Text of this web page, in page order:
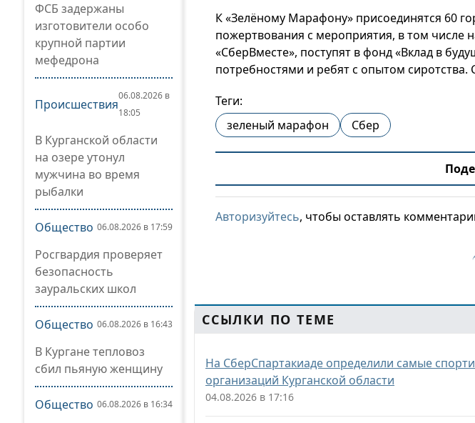
ФСБ задержаны
изготовители особо
крупной партии
мефедрона
Происшествия
06.08.2026 в
18:05
В Курганской области
на озере утонул
мужчина во время
рыбалки
Общество 06.08.2026 в 17:59
Росгвардия проверяет
безопасность
зауральских школ
Общество 06.08.2026 в 16:43
В Кургане тепловоз
сбил пьяную женщину
Общество 06.08.2026 в 16:34
К «Зелёному Марафону» присоединятся 60
пожертвования с мероприятия, в том числе
«СберВместе», поступят в фонд «Вклад в
потребностями и ребят с опытом
Теги:
зеленый марафон
Сбер
Авторизуйтесь, чтобы оставлять
ССЫЛКИ ПО ТЕМЕ
На СберСпартакиаде определили самые
организаций Курганской области
04.08.2026 в 17:16